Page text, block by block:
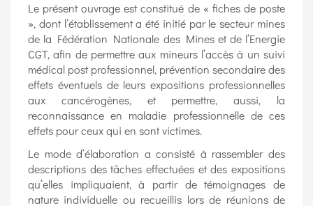
Le présent ouvrage est constitué de « fiches de poste
», dont l’établissement a été initié par le secteur mines
de la Fédération Nationale des Mines et de l’Energie
CGT, afin de permettre aux mineurs l’accès à un suivi
médical post professionnel, prévention secondaire des
effets éventuels de leurs expositions professionnelles
aux cancérogènes, et permettre, aussi, la
reconnaissance en maladie professionnelle de ces
effets pour ceux qui en sont victimes.
Le mode d’élaboration a consisté à rassembler des
descriptions des tâches effectuées et des expositions
qu’elles impliquaient, à partir de témoignages de
nature individuelle ou recueillis lors de réunions de